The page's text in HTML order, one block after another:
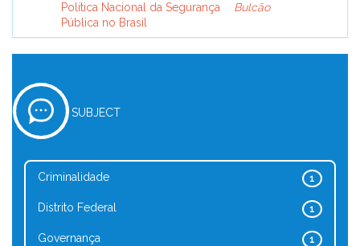
Política Nacional da Segurança
Pública no Brasil
Bulcão
SUBJECT
1
Criminalidade
1
Distrito Federal
1
Governança